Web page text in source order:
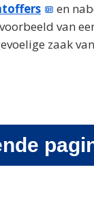
en
van
zaak